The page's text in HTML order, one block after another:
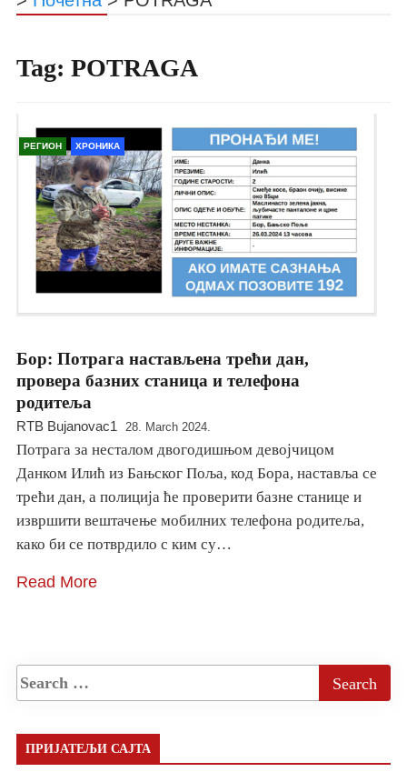
Tag: POTRAGA
РЕГИОН ХРОНИКА
Бор: Потрага настављена трећи дан,
провера базних станица и телефона
родитеља
RTB Bujanovac1 28. March 2024.
Потрага за несталом двогодишњом девојчицом
Данком Илић из Бањског Поља, код Бора, наставља се
трећи дан, а полиција ће проверити базне станице и
извршити вештачење мобилних телефона родитеља,
како би се потврдило с ким су…
Read More
ПРИЈАТЕЉИ САЈТА